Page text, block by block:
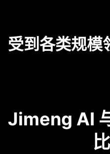
受到各类规模
Jimeng AI